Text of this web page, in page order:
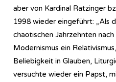
aber von Kardinal Ratzinger
1998 wieder eingeführt: „Als
chaotischen Jahrzehnten
Modernismus ein
Beliebigkeit in Glauben,
versuchte wieder ein Papst,